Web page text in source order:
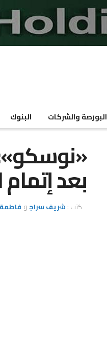
البورصة والشركات البنوك
بعد
كتب : شريف سراجو